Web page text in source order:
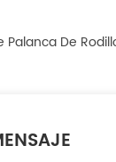
De